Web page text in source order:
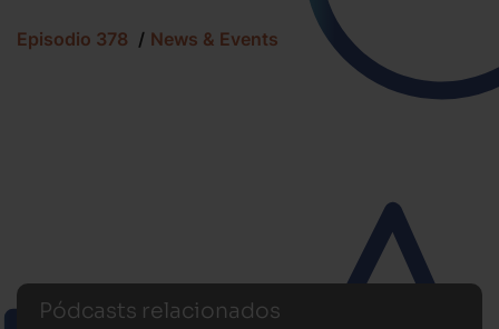
Episodio 378 News & Events
Pódcasts relacionados